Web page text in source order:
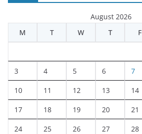
August 2026
M
T W T F
3 4 5 6 7
10 11 12 13 14
17 18 19 20 21
24 25 26 27 28